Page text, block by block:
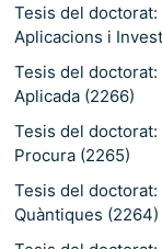
Tesis del doctorat:
Aplicacions i
Tesis del
Aplicada (2266)
Tesis del
Procura (2265)
Tesis del
Quàntiques (2264)